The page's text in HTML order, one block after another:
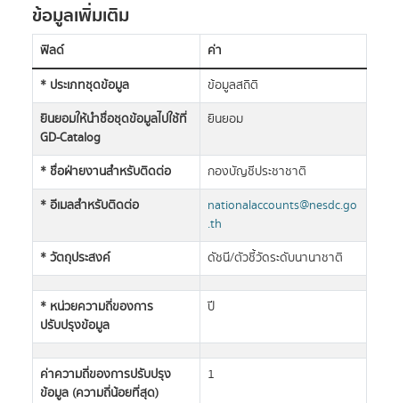
ข้อมูลเพิ่มเติม
ฟิลด์
ค่า
* ประเภทชุดข้อมูล
ข้อมูลสถิติ
ยินยอมให้นำชื่อชุดข้อมูลไปใช้ที่
GD-Catalog
ยินยอม
* ชื่อฝ่ายงานสำหรับติดต่อ
กองบัญชีประชาชาติ
* อีเมลสำหรับติดต่อ
nationalaccounts@nesdc.go
.th
* วัตถุประสงค์
ดัชนี/ตัวชี้วัดระดับนานาชาติ
* หน่วยความถี่ของการ
ปรับปรุงข้อมูล
ปี
ค่าความถี่ของการปรับปรุง
ข้อมูล (ความถี่น้อยที่สุด)
1